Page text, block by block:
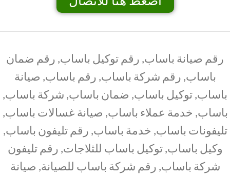
رقم صيانة باساب, رقم توكيل باساب, رقم ضمان
باساب, رقم شركة باساب, رقم باساب, صيانة
باساب, توكيل باساب, ضمان باساب, شركة باساب,
باساب, خدمة عملاء باساب, صيانة غسالات باساب,
تليفونات باساب, خدمة باساب, رقم تليفون باساب,
وكيل باساب, توكيل باساب للثلاجات, رقم تليفون
شركة باساب, رقم شركة باساب للصيانة, صيانة